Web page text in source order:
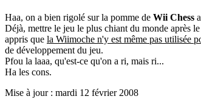
Haa, on a bien rigolé sur la pomme de Wii Chess
Déjà, mettre le jeu le plus chiant du monde après
appris que la Wiimoche n'y est même pas utilisée
de développement du jeu.
Pfou la laaa, qu'est-ce qu'on a ri, mais ri...
Ha les cons.
Mise à jour : mardi 12 février 2008